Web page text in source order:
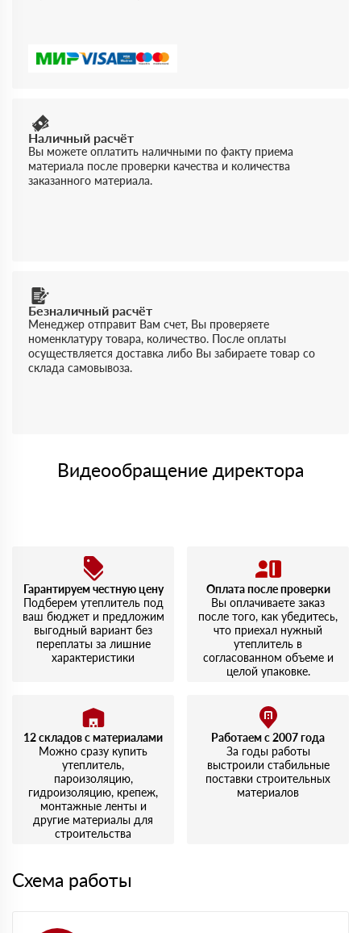
Наличный расчёт
Вы можете оплатить наличными по факту приема
материала после проверки качества и количества
заказанного материала.
Безналичный расчёт
Менеджер отправит Вам счет, Вы проверяете
номенклатуру товара, количество. После оплаты
осуществляется доставка либо Вы забираете товар со
склада самовывоза.
Видеообращение директора
Гарантируем честную цену
Подберем утеплитель под
ваш бюджет и предложим
выгодный вариант без
переплаты за лишние
характеристики
Оплата после проверки
Вы оплачиваете заказ
после того, как убедитесь,
что приехал нужный
утеплитель в
согласованном объеме и
целой упаковке.
12 складов с материалами
Можно сразу купить
утеплитель,
пароизоляцию,
гидроизоляцию, крепеж,
монтажные ленты и
другие материалы для
строительства
Работаем с 2007 года
За годы работы
выстроили стабильные
поставки строительных
материалов
Схема работы